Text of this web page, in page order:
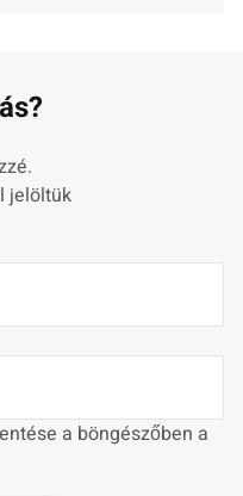
jelöltük
a böngészőben a